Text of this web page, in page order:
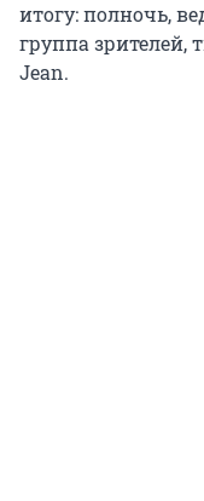
итогу: полночь,
группа зрителей,
Jean.